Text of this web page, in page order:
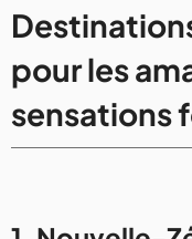
pour les
sensations